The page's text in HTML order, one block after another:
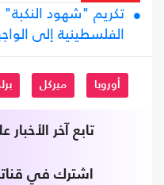
تكريم "شهود النكبة"
الفلسطينية إلى
أوروبا ميركل
تابع آخر
اشترك في